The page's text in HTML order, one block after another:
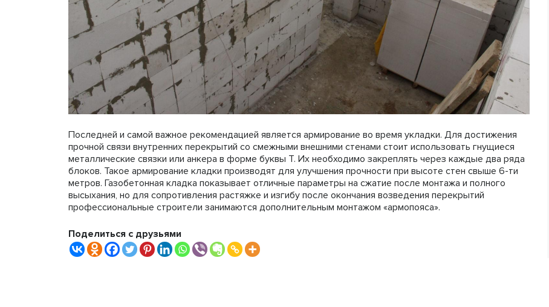
Последней и самой важное рекомендацией является армирование во время укладки. Для достижения
прочной связи внутренних перекрытий со смежными внешними стенами стоит использовать гнущиеся
металлические связки или анкера в форме буквы Т. Их необходимо закреплять через каждые два ряда
блоков. Такое армирование кладки производят для улучшения прочности при высоте стен свыше 6-ти
метров. Газобетонная кладка показывает отличные параметры на сжатие после монтажа и полного
высыхания, но для сопротивления растяжке и изгибу после окончания возведения перекрытий
профессиональные строители занимаются дополнительным монтажом «армопояса».
Поделиться с друзьями